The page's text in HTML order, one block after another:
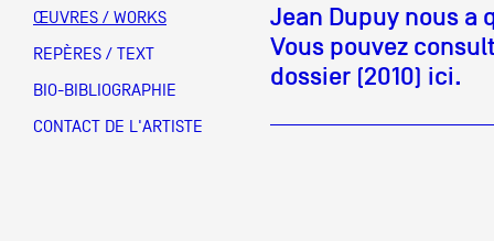
Mission
Équipe
ŒUVRES / WORKS
REPÈRES / TEXT
BIO-BIBLIOGRAPHIE
CONTACT DE L'ARTISTE
Jean Dupuy nous a
Vous pouvez
dossier (2010) ici.